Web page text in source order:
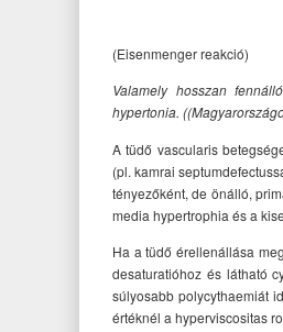
(Eisenmenger reakció)
Valamely hosszan
hypertonia.
A tüdő vascularis
(pl. kamrai
tényezőként, de önálló,
media hypertrophia és a
Ha a tüdő érellenállása
desaturatióhoz és látható
súlyosabb polycythaemiát
értéknél a hyperviscositas